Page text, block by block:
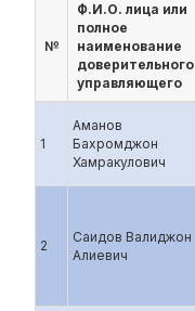
№
Ф.И.О. лица или
полное
наименование
доверительного
управляющего
1
Аманов
Бахромджон
Хамракулович
2
Саидов Валиджон
Алиевич